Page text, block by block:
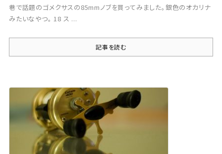
巷で話題のゴメクサスの85mmノブを買ってみました。銀色のオカリナ
みたいなやつ。 18 ス ...
記事を読む